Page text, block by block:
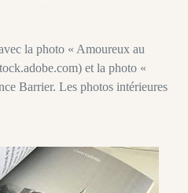
la photo « Amoureux au
et la photo «
Barrier. Les photos intérieures